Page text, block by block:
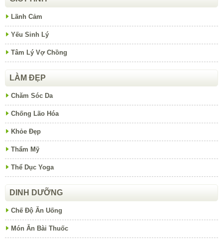
Lãnh Cảm
Yếu Sinh Lý
Tâm Lý Vợ Chồng
LÀM ĐẸP
Chăm Sóc Da
Chống Lão Hóa
Khỏe Đẹp
Thẩm Mỹ
Thể Dục Yoga
DINH DƯỠNG
Chế Độ Ăn Uống
Món Ăn Bài Thuốc